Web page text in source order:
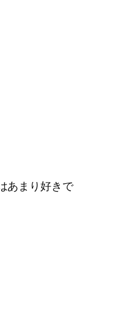
あまり好きで